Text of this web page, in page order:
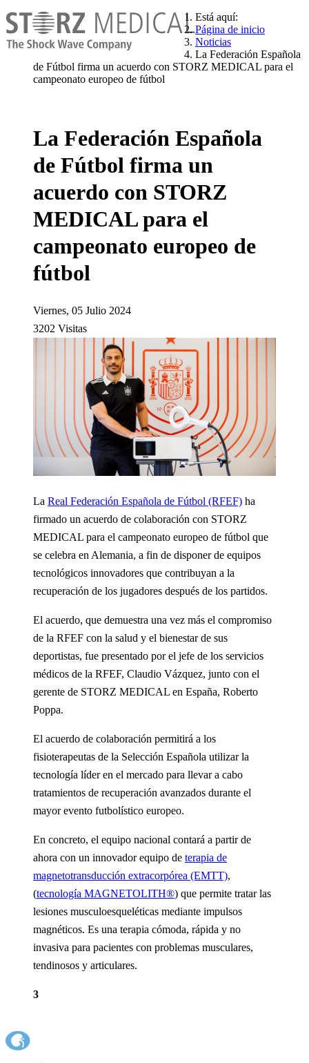
Está aquí:
Página de inicio
Noticias
La Federación Española
de Fútbol firma un acuerdo con STORZ MEDICAL para el
campeonato europeo de fútbol
La Federación Española
de Fútbol firma un
acuerdo con STORZ
MEDICAL para el
campeonato europeo de
fútbol
Viernes, 05 Julio 2024
3202 Visitas
La Real Federación Española de Fútbol (RFEF) ha
firmado un acuerdo de colaboración con STORZ
MEDICAL para el campeonato europeo de fútbol que
se celebra en Alemania, a fin de disponer de equipos
tecnológicos innovadores que contribuyan a la
recuperación de los jugadores después de los partidos.
El acuerdo, que demuestra una vez más el compromiso
de la RFEF con la salud y el bienestar de sus
deportistas, fue presentado por el jefe de los servicios
médicos de la RFEF, Claudio Vázquez, junto con el
gerente de STORZ MEDICAL en España, Roberto
Poppa.
El acuerdo de colaboración permitirá a los
fisioterapeutas de la Selección Española utilizar la
tecnología líder en el mercado para llevar a cabo
tratamientos de recuperación avanzados durante el
mayor evento futbolístico europeo.
En concreto, el equipo nacional contará a partir de
ahora con un innovador equipo de terapia de
magnetotransducción extracorpórea (EMTT),
(tecnología MAGNETOLITH®) que permite tratar las
lesiones musculoesqueléticas mediante impulsos
magnéticos. Es una terapia cómoda, rápida y no
invasiva para pacientes con problemas musculares,
tendinosos y articulares.
3